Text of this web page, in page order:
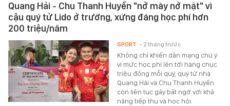
Quang Hải - Chu Thanh Huyền "nở mày nở mặt" vì
cậu quý tử Lido ở trường, xứng đáng học phí hơn
200 triệu/năm
Không chỉ khiến dân mạng chú ý
vì mức học phí lên tới hàng chục
triệu đồng mỗi quý, quý tử nhà
Quang Hải và Chu Thanh Huyền
còn liên tục gây bất ngờ với khả
năng tiếp thu và học hỏi.
SPORT - 2 tháng trước